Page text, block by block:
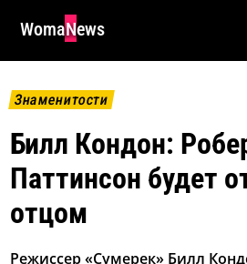
WomaNews
Знаменитости
Билл Кондон:
Паттинсон будет
отцом
Режиссер «Сумерек» Билл